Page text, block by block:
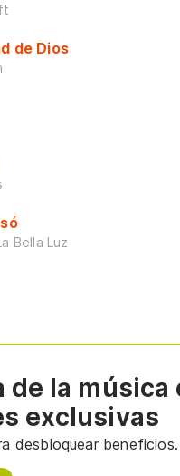
de Dios
Bella Luz
de la música
exclusivas
desbloquear beneficios.